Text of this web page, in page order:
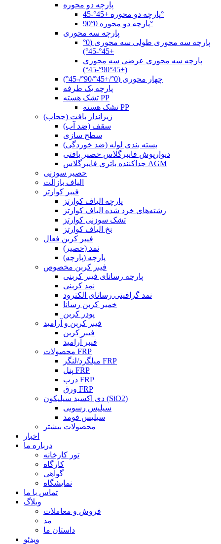
پارچه دو محوره
پارچه دو محوره +45°-45°
پارچه دو محوره 0°90°
پارچه سه محوری
پارچه سه محوری طولی سه محوری (0°
+45°-45°)
پارچه سه محوری عرضی سه محوری
(+45°90°-45°)
چهار محوری (0°/+45°/90°/-45°)
پارچه یک طرفه
تشک هسته PP
تشک هسته PP
زیرانداز بافت (حجاب)
سقف (ضد آب)
سطح سازی
بسته بندی لوله (ضد خوردگی)
دیوارپوش فایبرگلاس حصیر بافتی
جداکننده باتری فایبرگلاس AGM
حصیر سوزنی
الیاف بازالت
فیبر کوارتز
پارچه الیاف کوارتز
رشته‌های خرد شده الیاف کوارتز
تشک سوزنی کوارتز
نخ الیاف کوارتز
فیبر کربن فعال
نمد (حصیر)
پارچه (پارچه)
فیبر کربن مخصوص
پارچه رسانای فیبر کربنی
نمد کربنی
نمد گرافیتی رسانای الکترود
خمیر کربن رسانا
پودر کربن
فیبر کربن و آرامید
فیبر کربن
فیبر آرامید
محصولات FRP
میلگرد/لنگر FRP
پنل FRP
درب FRP
ورق FRP
دی اکسید سیلیکون (SiO2)
سیلیس رسوبی
سیلیس فومد
محصولات بیشتر
اخبار
درباره ما
تور کارخانه
کارگاه
گواهی
نمایشگاه
تماس با ما
وبلاگ
فروش و معاملات
مد
داستان ما
ویدئو